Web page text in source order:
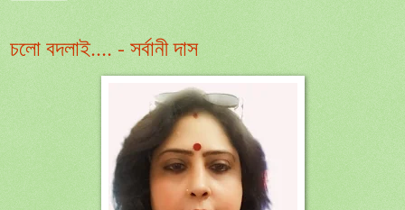
চলো বদলাই.... - সর্বানী দাস